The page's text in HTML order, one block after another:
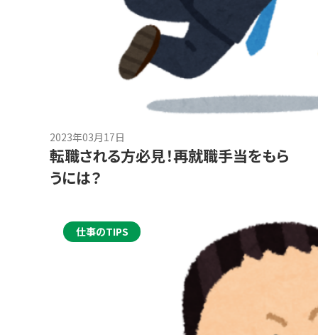
2023年03月17日
転職される方必見！再就職手当をもら
うには？
仕事のTIPS